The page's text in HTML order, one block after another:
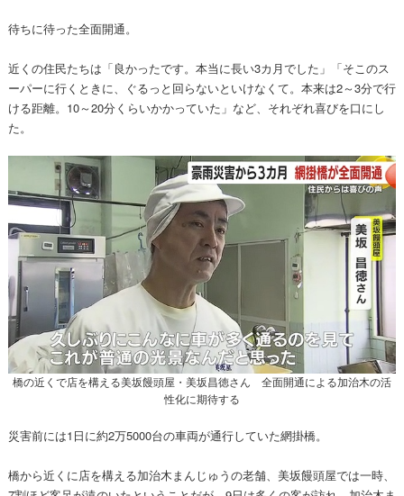
待ちに待った全面開通。
近くの住民たちは「良かったです。本当に長い3カ月でした」「そこのス
ーパーに行くときに、ぐるっと回らないといけなくて。本来は2～3分で行
ける距離。10～20分くらいかかっていた」など、それぞれ喜びを口にし
た。
橋の近くで店を構える美坂饅頭屋・美坂昌徳さん 全面開通による加治木の活
性化に期待する
災害前には1日に約2万5000台の車両が通行していた網掛橋。
橋から近くに店を構える加治木まんじゅうの老舗、美坂饅頭屋では一時、